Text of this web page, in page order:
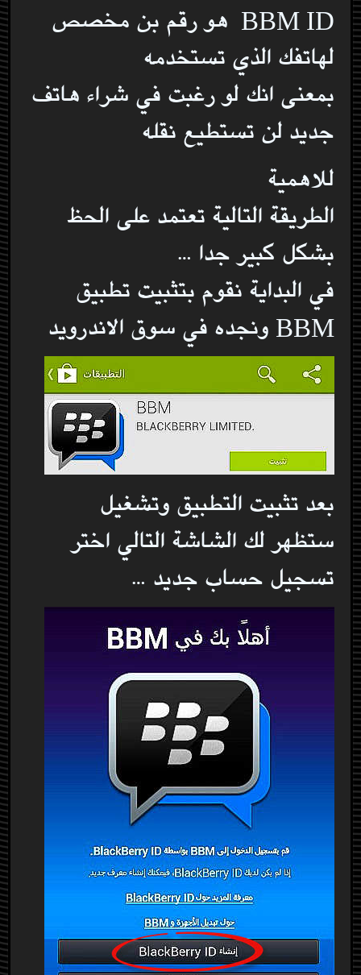
BBM ID هو رقم بن مخصص
لهاتفك الذي تستخدمه
بمعنى انك لو رغبت في شراء هاتف
جديد لن تستطيع نقله
للاهمية
الطريقة التالية تعتمد على الحظ
بشكل كبير جدا …
في البداية نقوم بتثبيت تطبيق
BBM ونجده في سوق الاندرويد
بعد تثبيت التطبيق وتشغيل
ستظهر لك الشاشة التالي اختر
تسجيل حساب جديد …